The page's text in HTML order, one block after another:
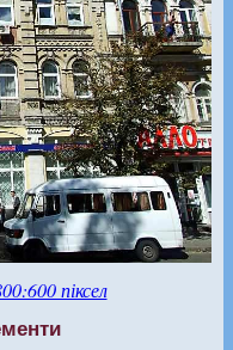
піксел